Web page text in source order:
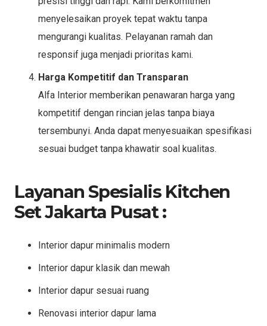
menyelesaikan proyek tepat waktu tanpa
mengurangi kualitas. Pelayanan ramah dan
responsif juga menjadi prioritas kami.
Harga Kompetitif dan Transparan
Alfa Interior memberikan penawaran harga yang
kompetitif dengan rincian jelas tanpa biaya
tersembunyi. Anda dapat menyesuaikan spesifikasi
sesuai budget tanpa khawatir soal kualitas.
Layanan Spesialis Kitchen
Set Jakarta Pusat :
Interior dapur minimalis modern
Interior dapur klasik dan mewah
Interior dapur sesuai ruang
Renovasi interior dapur lama